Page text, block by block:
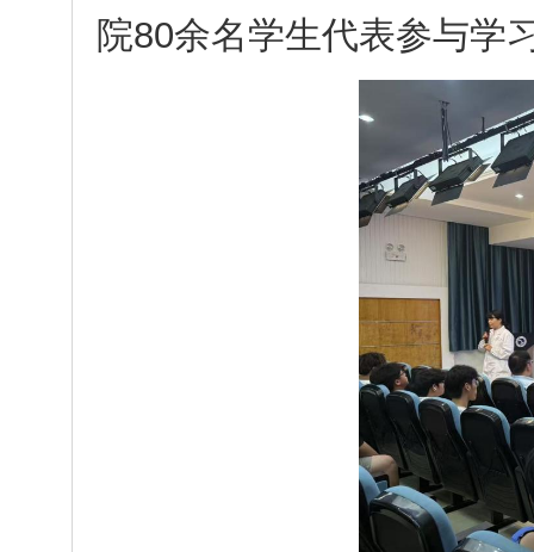
院80余名学生代表参与学